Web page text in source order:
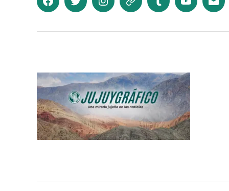
FacebookTwitter InstagramTelegramTumblr YouTube